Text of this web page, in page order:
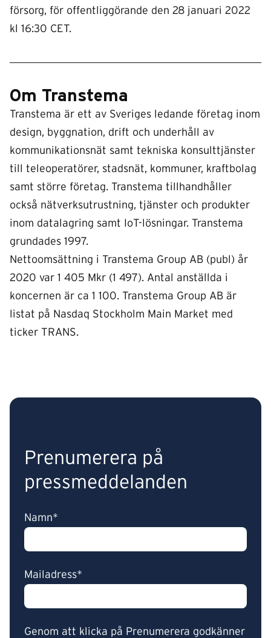
försorg, för offentliggörande den 28 januari 2022
kl 16:30 CET.
Om Transtema
Transtema är ett av Sveriges ledande företag inom
design, byggnation, drift och underhåll av
kommunikationsnät samt tekniska konsulttjänster
till teleoperatörer, stadsnät, kommuner, kraftbolag
samt större företag. Transtema tillhandhåller
också nätverksutrustning, tjänster och produkter
inom datalagring samt IoT-lösningar. Transtema
grundades 1997.
Nettoomsättning i Transtema Group AB (publ) år
2020 var 1 405 Mkr (1 497). Antal anställda i
koncernen är ca 1 100. Transtema Group AB är
listat på Nasdaq Stockholm Main Market med
ticker TRANS.
Prenumerera på
pressmeddelanden
Namn*
Mailadress*
Genom att klicka på Prenumerera godkänner